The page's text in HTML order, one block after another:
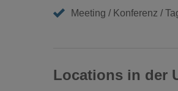
Meeting / Konferenz /
Locations in der